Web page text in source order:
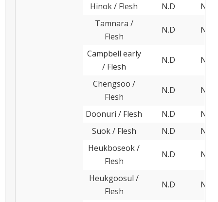
Hinok / Flesh N.D
N.D
Tamnara /
Flesh
N.D N.D
Campbell early
/ Flesh
N.D N.D
Chengsoo /
Flesh
N.D N.D
Doonuri / Flesh N.D
N.D
Suok / Flesh
N.D
N.D
Heukboseok /
Flesh
N.D N.D
Heukgoosul /
Flesh
N.D N.D